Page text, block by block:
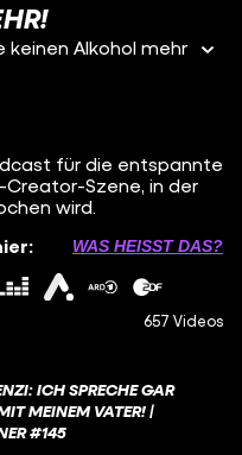
keinen Alkohol mehr
für die entspannte
Szene, in der
wird.
WAS HEISST DAS?
657 Videos
ICH SPRECHE GAR
MEINEM VATER! |
#145